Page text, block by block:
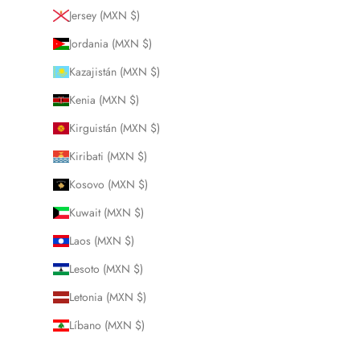
Jersey (MXN $)
Jordania (MXN $)
Kazajistán (MXN $)
Kenia (MXN $)
Kirguistán (MXN $)
Kiribati (MXN $)
Kosovo (MXN $)
Kuwait (MXN $)
Laos (MXN $)
Lesoto (MXN $)
Letonia (MXN $)
Líbano (MXN $)